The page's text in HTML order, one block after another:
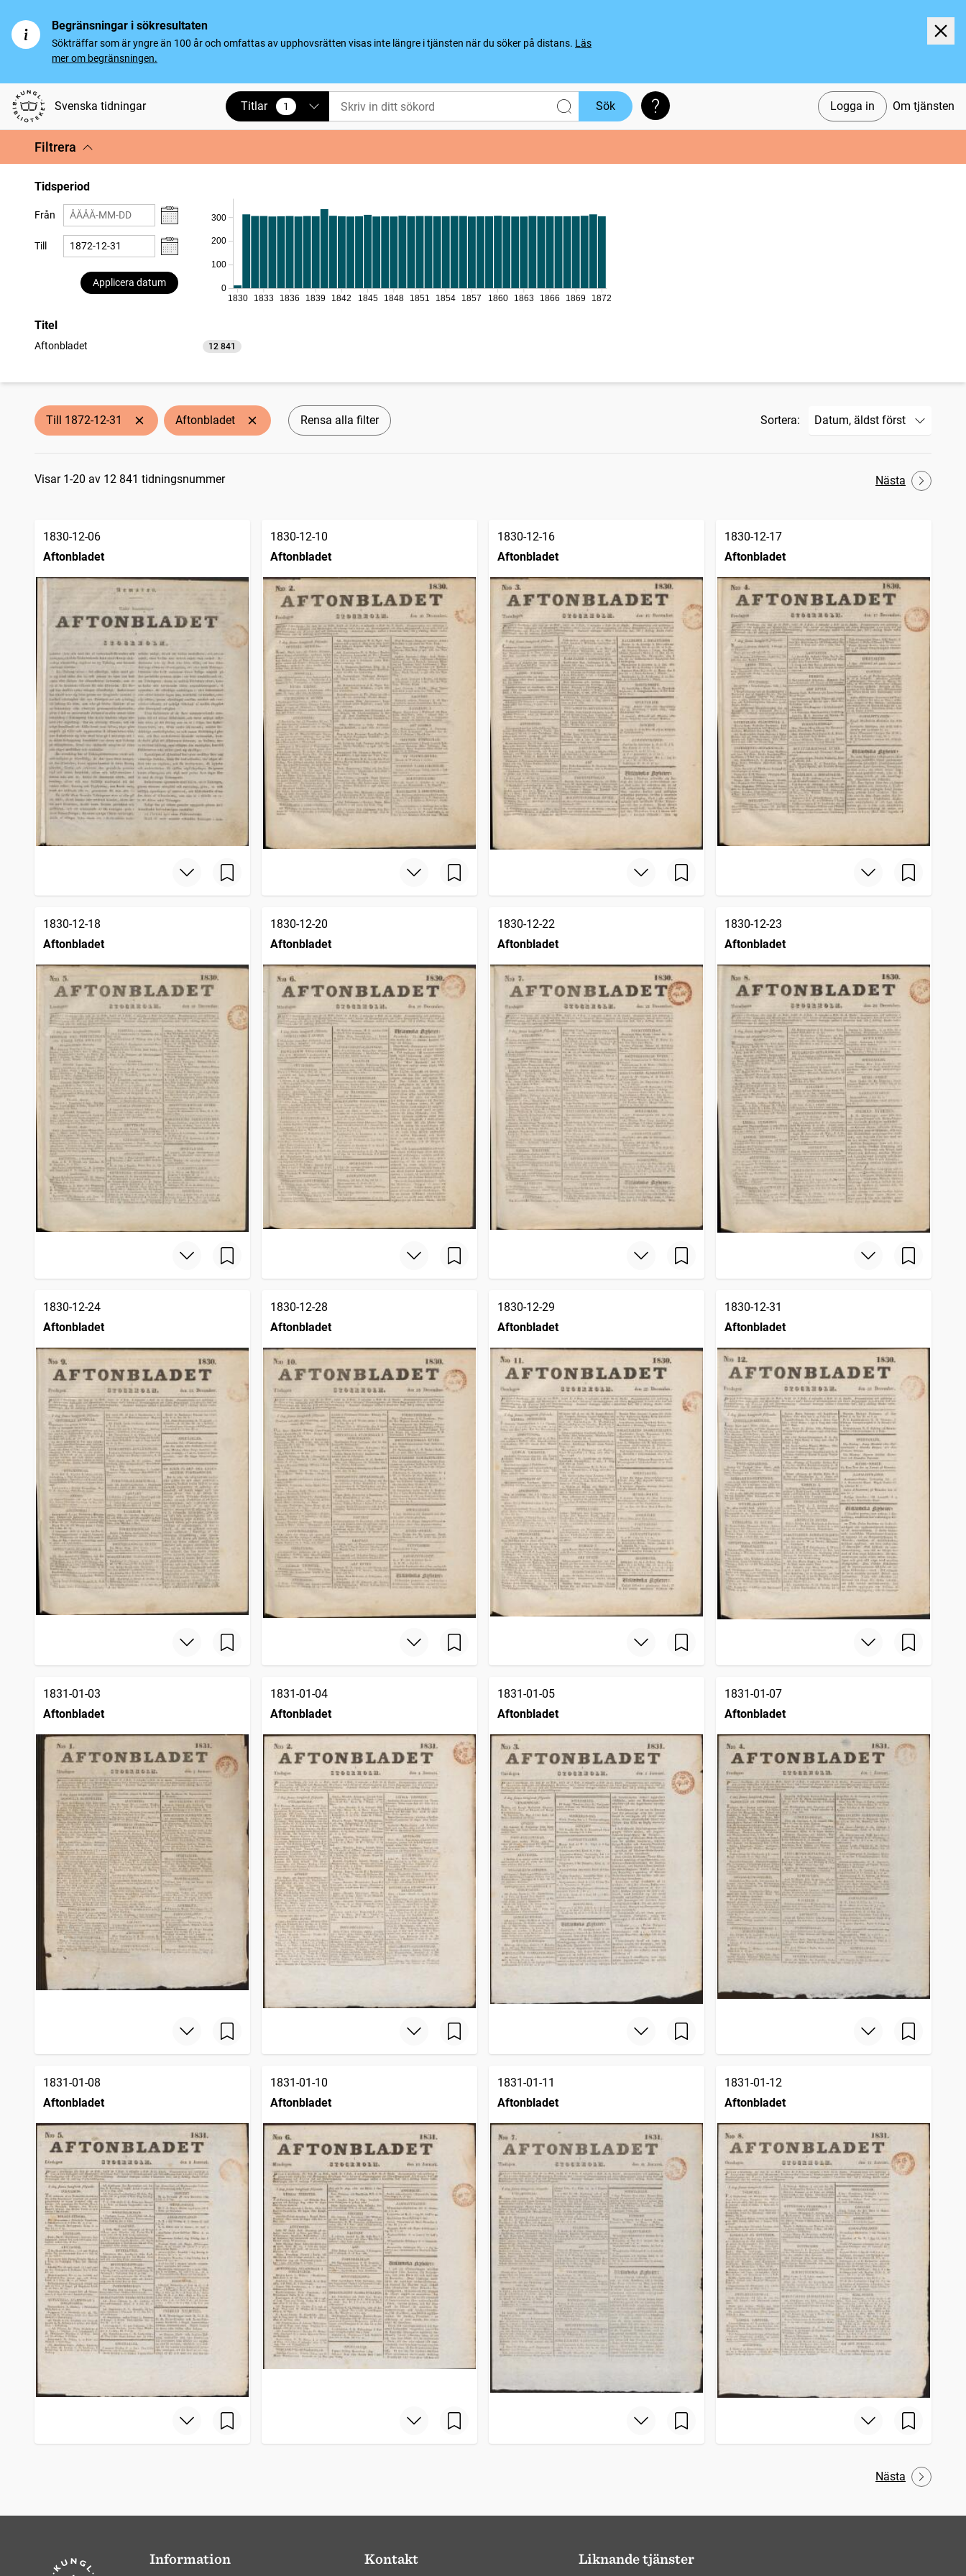
Begränsningar i sökresultaten
Sökträffar som är yngre än 100 år och omfattas av upphovsrätten visas inte längre i tjänsten när du söker på distans. Läs
mer om begränsningen.
Svenska tidningar Logga in Om tjänsten
Titlar 1
vald Sök Söktips
Filtrera
Tidsperiod
Från
Till
Applicera datum
0
100
200
300
1830 1833 1836 1839 1842 1845 1848 1851 1854 1857 1860 1863 1866 1869 1872
Titel
Aftonbladet 12 841
träffar
Till 1872-12-31 Aftonbladet Rensa alla filter Sortera:
Sökresultat
Visar 1-20 av 12 841 tidningsnummer Nästa
1830-12-06
Aftonbladet
1830-12-10
Aftonbladet
1830-12-16
Aftonbladet
1830-12-17
Aftonbladet
1830-12-18
Aftonbladet
1830-12-20
Aftonbladet
1830-12-22
Aftonbladet
1830-12-23
Aftonbladet
1830-12-24
Aftonbladet
1830-12-28
Aftonbladet
1830-12-29
Aftonbladet
1830-12-31
Aftonbladet
1831-01-03
Aftonbladet
1831-01-04
Aftonbladet
1831-01-05
Aftonbladet
1831-01-07
Aftonbladet
1831-01-08
Aftonbladet
1831-01-10
Aftonbladet
1831-01-11
Aftonbladet
1831-01-12
Aftonbladet
Nästa
Information Kontakt Liknande tjänster